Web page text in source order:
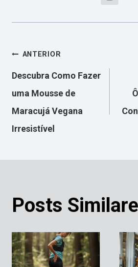
Navegação
de
Post
ANTERIOR
Descubra Como Fazer
uma Mousse de
Maracujá Vegana
Irresistível
Posts